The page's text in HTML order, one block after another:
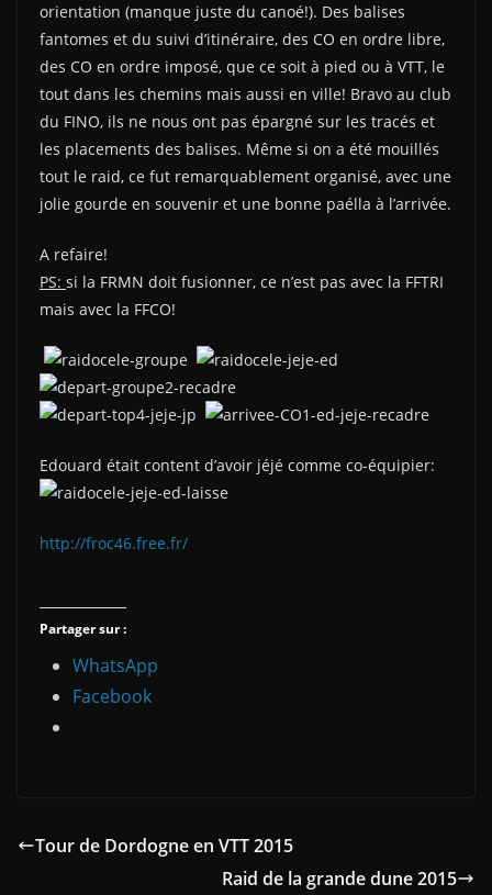
orientation (manque juste du canoé!). Des balises
fantomes et du suivi d’itinéraire, des CO en ordre libre,
des CO en ordre imposé, que ce soit à pied ou à VTT, le
tout dans les chemins mais aussi en ville! Bravo au club
du FINO, ils ne nous ont pas épargné sur les tracés et
les placements des balises. Même si on a été mouillés
tout le raid, ce fut remarquablement organisé, avec une
jolie gourde en souvenir et une bonne paélla à l’arrivée.
A refaire!
PS: si la FRMN doit fusionner, ce n’est pas avec la FFTRI
mais avec la FFCO!
Edouard était content d’avoir jéjé comme co-équipier:
http://froc46.free.fr/
Partager sur :
WhatsApp
Facebook
Tour de Dordogne en VTT 2015
Raid de la grande dune 2015